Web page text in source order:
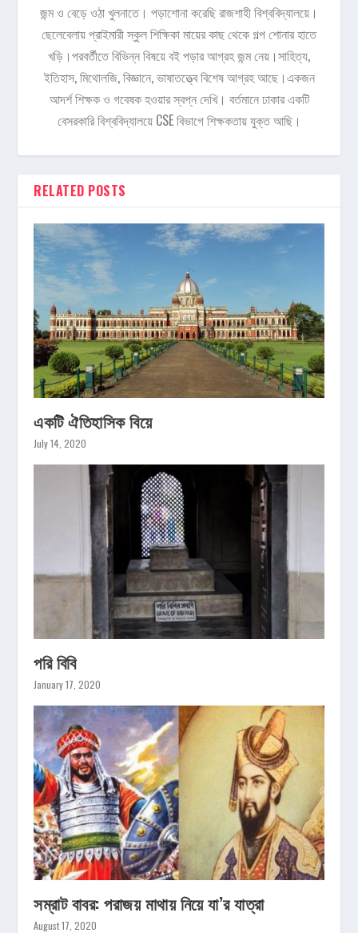
জন্ম ও বেড়ে ওঠা খুলনাতে। পড়াশোনা করেছি রাজশাহী বিশ্ববিদ্যালয়ে।
ছেলেবেলায় প্রাইমারী স্কুল শিক্ষিকা মায়ের কাছ থেকে গল্প শোনার হাতে
খড়ি।পরবর্তীতে বিভিন্ন বিষয়ে বই পড়ার আগ্রহ জন্ম নেয়।সাহিত্য,
ইতিহাস, মিথোলজি, বিজ্ঞানে, ভাষাতত্ত্বে বিশেষ আগ্রহ আছে।একজন
আদর্শ শিক্ষক ও গবেষক হওয়ার স্বপ্ন দেখি। বর্তমানে ঢাকার একটি
বেসরকারি বিশ্ববিদ্যালয়ে CSE বিভাগে শিক্ষকতায় যুক্ত আছি।
RELATED POSTS
একটি ঐতিহাসিক বিয়ে
July 14, 2020
পরি বিবি
January 17, 2020
সম্রাট বাবর: পরাজয় মাথায় নিয়ে যা’র যাত্রা
August 17, 2020